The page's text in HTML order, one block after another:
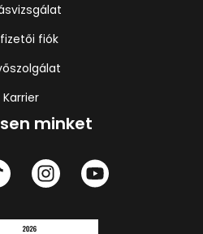
fiók
Karrier
minket